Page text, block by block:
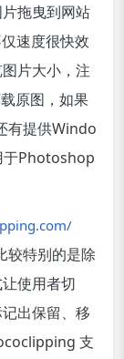
拖曳到网站
速度很快效
片大小，注
原图，如果
有提供Windo
于Photoshop
较特别的是除
使用者切
出保留、移
支